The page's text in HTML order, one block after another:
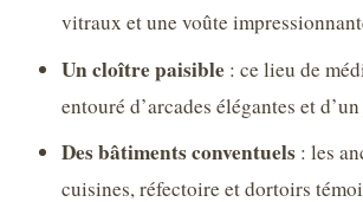
vitraux et une voûte
Un cloître paisible : ce lieu de
entouré d’arcades élégantes et
Des bâtiments conventuels : les
cuisines, réfectoire et dortoirs